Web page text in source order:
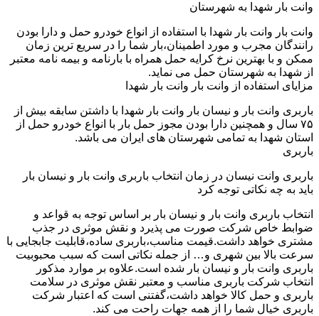
وانت بار شهدا به شهرستان
وانت بار وانت بار شهدا با استفاده از انواع خودرو حمل و دارا بودن
رانندگان مجرب و مورد اطمینان،بار شما را در سریع ترین زمان
ممکن و با بهترین نرخ کرایه حمل همراه با بارنامه و بیمه نامه معتبر
از شهدا به شهرستان حمل می نماید.
مزایای استفاده از وانت بار وانت بار شهدا
باربری وانت بار و نیسان بار وانت بار شهدا با داشتن سابقه بیش از
۷۵ سال و همچنین دارا بودن مجوز حمل بار با انواع خودرو حمل از
استان شهدا به تمامی شهرستان های ایران می باشد.
باربری
باربری وانت نیسان در زمان انتخاب باربری وانت بار و نیسان بار
باید به چه نکاتی توجه کرد
انتخاب باربری وانت بار و نیسان بار بر اساس توجه به قواعد و
ضوابط خاص شرکت صورت می پذیرد و نقش موثری در جذب
مشتری خواهد داشت.قیمت مناسب،باربری ساده،قابلیت جابجایی با
سرعت بالا بین شهری و… از جمله نکاتی است که سبب محبوبیت
باربری وانت بار و نیسان بار شده است.علاوه بر موارد مذکور
انتخاب شرکت باربری مناسب و معتبر نقش موثری در سلامت
باربری و حمل کالا خواهد داشت،گفتنی است که اعتبار شرکت
باربری خیال شما را از همه جهات راحت می کند.